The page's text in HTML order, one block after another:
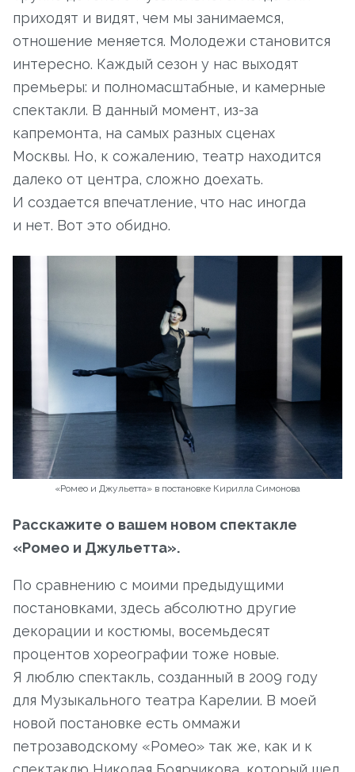
приходят и видят, чем мы занимаемся,
отношение меняется. Молодежи становится
интересно. Каждый сезон у нас выходят
премьеры: и полномасштабные, и камерные
спектакли. В данный момент, из-за
капремонта, на самых разных сценах
Москвы. Но, к сожалению, театр находится
далеко от центра, сложно доехать.
И создается впечатление, что нас иногда
и нет. Вот это обидно.
«Ромео и Джульетта» в постановке Кирилла Симонова
Расскажите о вашем новом спектакле
«Ромео и Джульетта».
По сравнению с моими предыдущими
постановками, здесь абсолютно другие
декорации и костюмы, восемьдесят
процентов хореографии тоже новые.
Я люблю спектакль, созданный в 2009 году
для Музыкального театра Карелии. В моей
новой постановке есть оммажи
петрозаводскому «Ромео» так же, как и к